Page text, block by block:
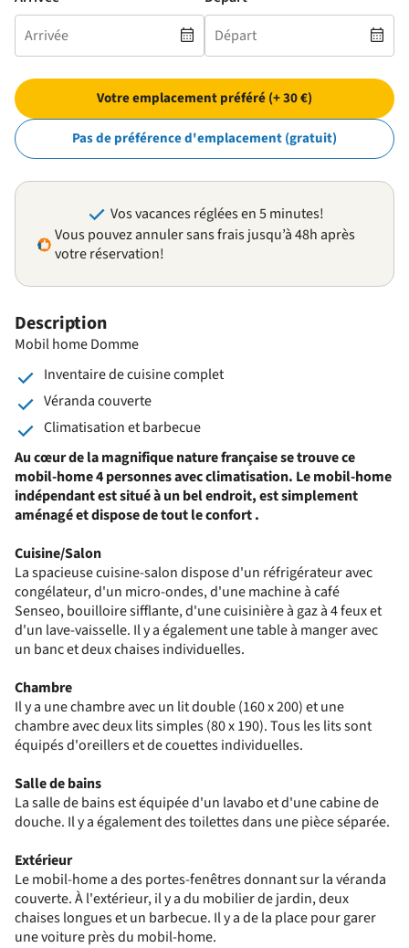
Description
Mobil home Domme
Inventaire de cuisine complet
Véranda couverte
Climatisation et barbecue
Au cœur de la magnifique nature française se trouve ce
mobil-home 4 personnes avec climatisation. Le mobil-home
indépendant est situé à un bel endroit, est simplement
aménagé et dispose de tout le confort .
Cuisine/Salon
La spacieuse cuisine-salon dispose d'un réfrigérateur avec
congélateur, d'un micro-ondes, d'une machine à café
Senseo, bouilloire sifflante, d'une cuisinière à gaz à 4 feux et
d'un lave-vaisselle. Il y a également une table à manger avec
un banc et deux chaises individuelles.
Chambre
Il y a une chambre avec un lit double (160 x 200) et une
chambre avec deux lits simples (80 x 190). Tous les lits sont
équipés d'oreillers et de couettes individuelles.
Salle de bains
La salle de bains est équipée d'un lavabo et d'une cabine de
douche. Il y a également des toilettes dans une pièce séparée.
Extérieur
Le mobil-home a des portes-fenêtres donnant sur la véranda
couverte. À l'extérieur, il y a du mobilier de jardin, deux
chaises longues et un barbecue. Il y a de la place pour garer
une voiture près du mobil-home.
Votre emplacement préféré (+ 30 €)
Pas de préférence d'emplacement (gratuit)
Vos vacances réglées en 5 minutes!
Vous pouvez annuler sans frais jusqu’à 48h après
votre réservation!